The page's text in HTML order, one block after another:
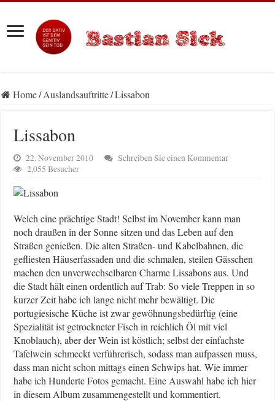
Home/Auslandsauftritte/Lissabon
Lissabon
22. November 2010
Schreiben Sie einen Kommentar
2,055 Besucher
Welch eine prächtige Stadt! Selbst im November kann man
noch draußen in der Sonne sitzen und das Leben auf den
Straßen genießen. Die alten Straßen- und Kabelbahnen, die
gefliesten Häuserfassaden und die schmalen, steilen Gässchen
machen den unverwechselbaren Charme Lissabons aus. Und
die Stadt hält einen ordentlich auf Trab: So viele Treppen in so
kurzer Zeit habe ich lange nicht mehr bewältigt. Die
portugiesische Küche ist zwar gewöhnungsbedürftig (eine
Spezialität ist getrockneter Fisch in reichlich Öl mit viel
Knoblauch), aber der Wein ist köstlich; selbst der einfachste
Tafelwein schmeckt verführerisch, sodass man aufpassen muss,
dass man nicht schon mittags einen Schwips hat. Wie immer
habe ich Hunderte Fotos gemacht. Eine Auswahl habe ich hier
in diesem Album zusammengestellt und kommentiert.